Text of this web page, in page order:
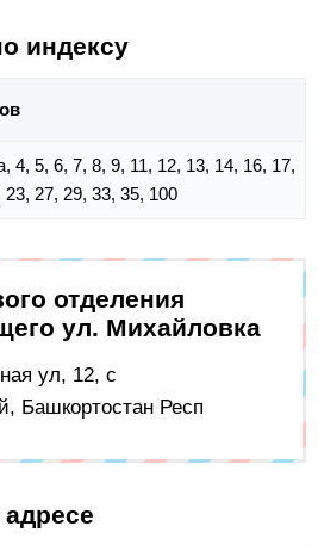
индексу
4, 5, 6, 7, 8, 9, 11, 12, 13, 14, 16, 17,
23, 27, 29, 33, 35, 100
отделения
ул. Михайловка
ул, 12, с
Башкортостан Респ